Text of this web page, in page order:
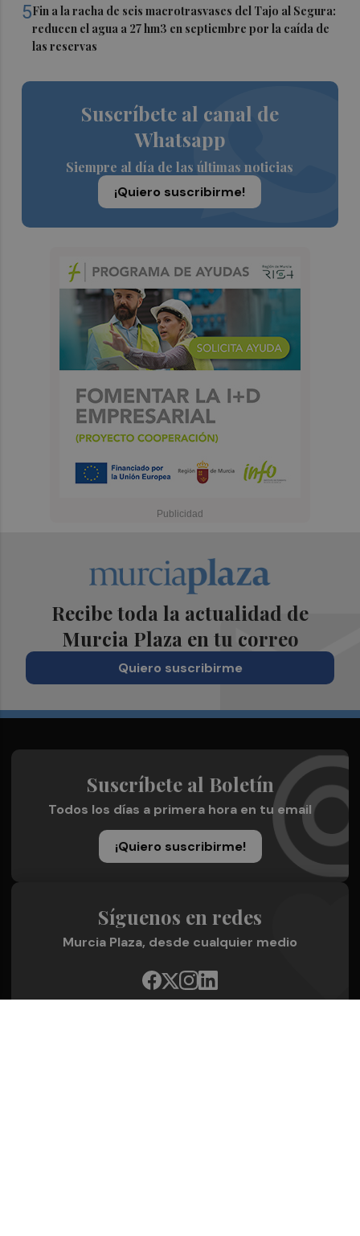
5Fin a la racha de seis macrotrasvases del Tajo al Segura:
reducen el agua a 27 hm3 en septiembre por la caída de
las reservas
Suscríbete al canal de
Whatsapp
Siempre al día de las últimas noticias
¡Quiero suscribirme!
Recibe toda la actualidad de
Murcia Plaza en tu correo
Quiero suscribirme
Suscríbete al Boletín
Todos los días a primera hora en tu email
¡Quiero suscribirme!
Síguenos en redes
Murcia Plaza, desde cualquier medio